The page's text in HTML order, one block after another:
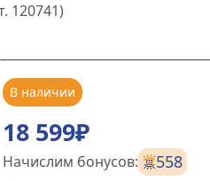
120741)
18 599₽
В наличии
Начислим бонусов: 558